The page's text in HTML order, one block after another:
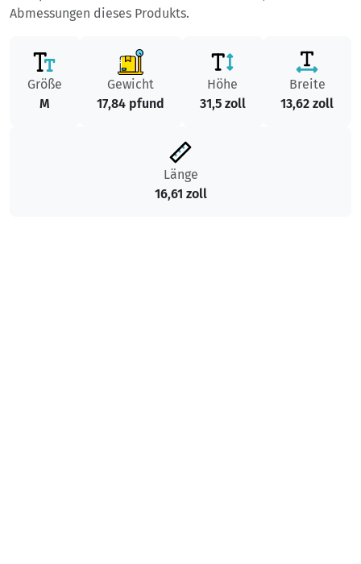
Abmessungen dieses Produkts.
Größe
M
Gewicht
17,84 pfund
Höhe
31,5 zoll
Breite
13,62 zoll
Länge
16,61 zoll